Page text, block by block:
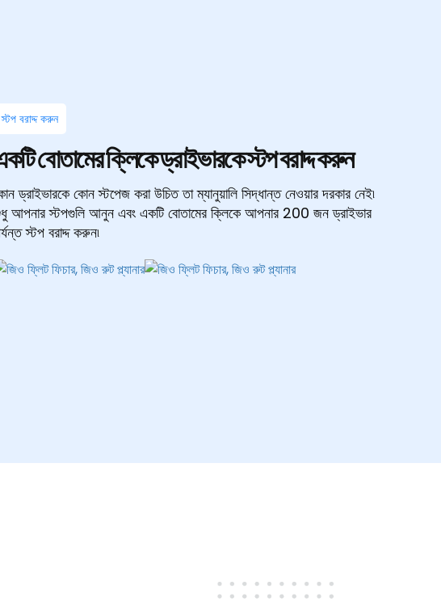
স্টপ বরাদ্দ করুন
বোতামের ক্লিকে ড্রাইভারকে স্টপ বরাদ্দকরুন
ড্রাইভারকে কোন স্টপেজ করা উচিত তা ম্যানুয়ালি সিদ্ধান্ত নেওয়ার দরকার নেই৷
আপনার স্টপগুলি আনুন এবং একটি বোতামের ক্লিকে আপনার 200 জন ড্রাইভার
স্টপ বরাদ্দ করুন৷